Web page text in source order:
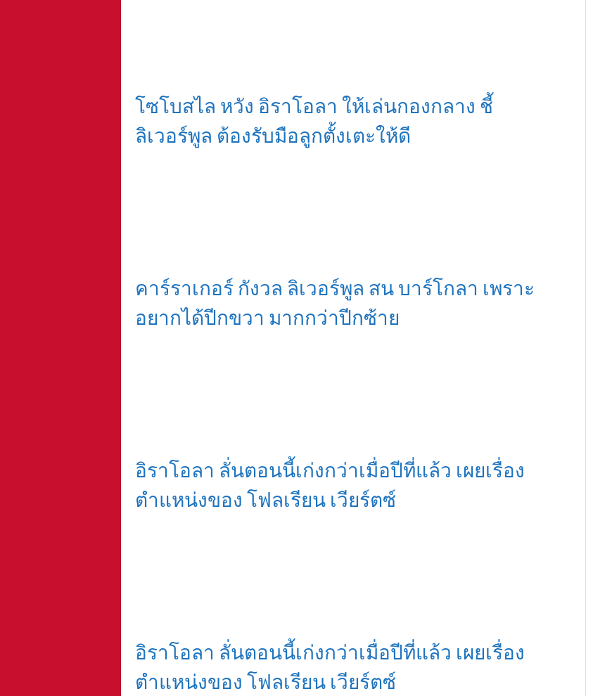
โซโบสไล หวัง อิราโอลา ให้เล่นกองกลาง ชี้
ลิเวอร์พูล ต้องรับมือลูกตั้งเตะให้ดี
คาร์ราเกอร์ กังวล ลิเวอร์พูล สน บาร์โกลา เพราะ
อยากได้ปีกขวา มากกว่าปีกซ้าย
อิราโอลา ลั่นตอนนี้เก่งกว่าเมื่อปีที่แล้ว เผยเรื่อง
ตำแหน่งของ โฟลเรียน เวียร์ตซ์
อิราโอลา ลั่นตอนนี้เก่งกว่าเมื่อปีที่แล้ว เผยเรื่อง
ตำแหน่งของ โฟลเรียน เวียร์ตซ์